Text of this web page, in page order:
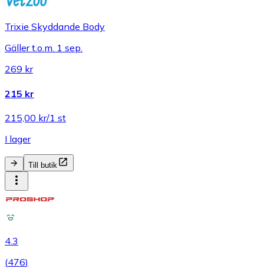
Trixie Skyddande Body
Gäller t.o.m. 1 sep.
269 kr
215 kr
215,00 kr/1 st
I lager
Till butik
4.3
(476)